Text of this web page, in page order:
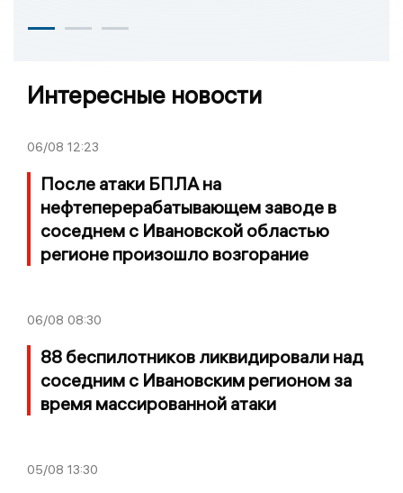
Интересные новости
06/08 12:23
После атаки БПЛА на
нефтеперерабатывающем заводе в
соседнем с Ивановской областью
регионе произошло возгорание
06/08 08:30
88 беспилотников ликвидировали над
соседним с Ивановским регионом за
время массированной атаки
05/08 13:30